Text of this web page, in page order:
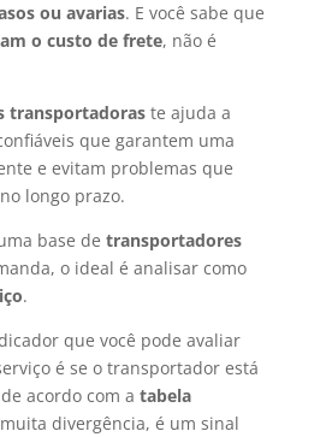
ou avarias. E você sabe que
o custo de frete, não é
transportadoras te ajuda a
que garantem uma
e evitam problemas que
no longo prazo.
base de transportadores
o ideal é analisar como
.
que você pode avaliar
é se o transportador está
acordo com a tabela
divergência, é um sinal